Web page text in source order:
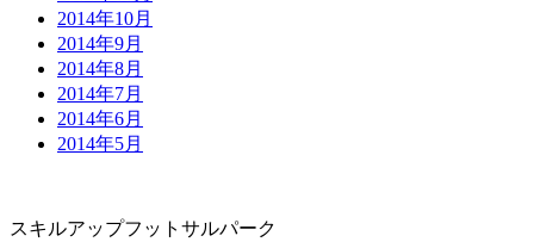
2014年10月
2014年9月
2014年8月
2014年7月
2014年6月
2014年5月
スキルアップフットサルパーク